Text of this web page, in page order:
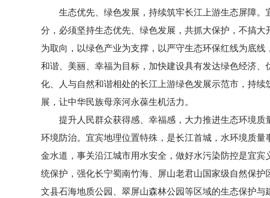
生态优先、绿色发展，持续筑牢长江上游生态屏障
分，必须坚持生态优先、绿色发展，共抓大保护，不搞
为取向，以绿色产业为支撑，以严守生态环保红线为底线
和谐、美丽、幸福为目标，加快建设具有发达绿色经济
化、人与自然和谐相处的长江上游绿色发展示范市，持
展，让中华民族母亲河永葆生机活力。
提升人民群众获得感、幸福感，大力推进生态环境
环境防治。宜宾地理位置特殊，是长江首城，水环境质
金水道，事关沿江城市用水安全，做好水污染防控是宜
统保护，强化长宁蜀南竹海、屏山老君山国家级自然保
文县石海地质公园、翠屏山森林公园等区域的生态保护